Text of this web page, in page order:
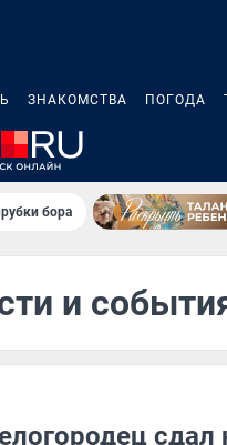
ЗНАКОМСТВА ПОГОДА
бора
и